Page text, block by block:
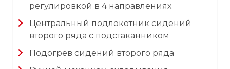
регулировкой в 4 направлениях
Центральный подлокотник сидений
второго ряда с подстаканником
Подогрев сидений второго ряда